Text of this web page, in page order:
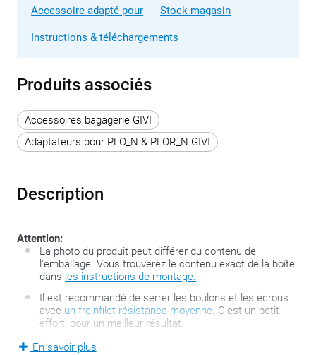
Accessoire adapté pour Stock magasin
Instructions & téléchargements
Produits associés
Accessoires bagagerie GIVI
Adaptateurs pour PLO_N & PLOR_N GIVI
Description
Attention:
La photo du produit peut différer du contenu de
l'emballage. Vous trouverez le contenu exact de la boîte
dans les instructions de montage.
Il est recommandé de serrer les boulons et les écrous
avec un freinfilet résistance moyenne. C'est un petit
effort, pour un meilleur résultat.
En savoir plus